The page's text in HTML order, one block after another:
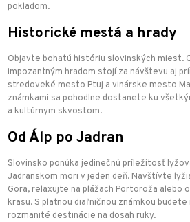
pokladom.
Historické mestá a hrady
Objavte bohatú históriu slovinských miest.
impozantným hradom stojí za návštevu aj
stredoveké mesto Ptuj a vinárske mesto
známkami sa pohodlne dostanete ku
a kultúrnym skvostom.
Od Álp po Jadran
Slovinsko ponúka jedinečnú príležitosť
Jadranskom mori v jeden deň. Navštívte
Gora, relaxujte na plážach Portoroža alebo
krasu. S platnou diaľničnou známkou
rozmanité destinácie na dosah ruky.